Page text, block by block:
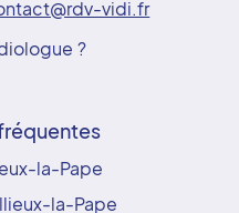
vidi.fr
?
la-Pape
la-Pape